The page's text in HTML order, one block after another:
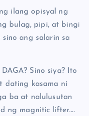
ilang opisyal ng
bulag, pipi, at bingi
ang salarin sa
Sino siya? Ito
dating kasama ni
ba at nalulusutan
ng magnitic lifter….